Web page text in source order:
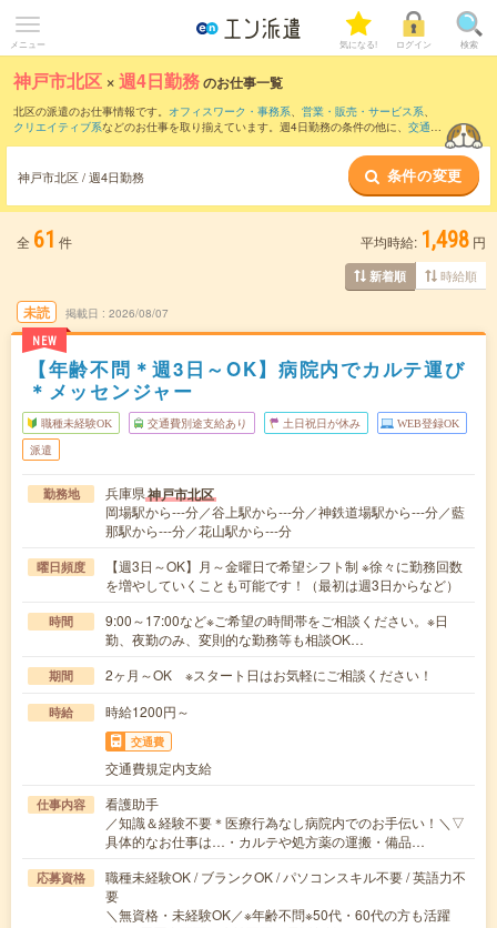
メニュー 気になる! ログイン 検索
神戸市北区 ×週4日勤務のお仕事一覧
北区の派遣のお仕事情報です。 オフィスワーク・事務系、 営業・販売・サービス系、
クリエイティブ系などのお仕事を取り揃えています。週4日勤務の条件の他に、 交通費
神戸市北区 / 週4日勤務 条件の変更
全 61 件 平均時給: 1,498 円
新着順 時給順
未読
NEW
掲載日 2026/08/07
【年齢不問＊週3日～OK】病院内でカルテ運び
＊メッセンジャー
職種未経験OK 交通費別途支給あり 土日祝日が休み WEB登録OK
派遣
勤務地 兵庫県神戸市北区
岡場駅から---分／谷上駅から---分／神鉄道場駅から---分／藍
那駅から---分／花山駅から---分
曜日頻度
【週3日～OK】月～金曜日で希望シフト制 ※徐々に勤務回数
を増やしていくことも可能です！（最初は週3日からなど）
時間
9:00～17:00など※ご希望の時間帯をご相談ください。※日
勤、夜勤のみ、変則的な勤務等も相談OK…
期間 2ヶ月～OK ※スタート日はお気軽にご相談ください！
時給 時給1200円～
交通費
交通費規定内支給
仕事内容
看護助手
／知識＆経験不要＊医療行為なし病院内でのお手伝い！＼▽
具体的なお仕事は…・カルテや処方薬の運搬・備品…
応募資格
職種未経験OK / ブランクOK / パソコンスキル不要 / 英語力不
要
＼無資格・未経験OK／※年齢不問※50代・60代の方も活躍